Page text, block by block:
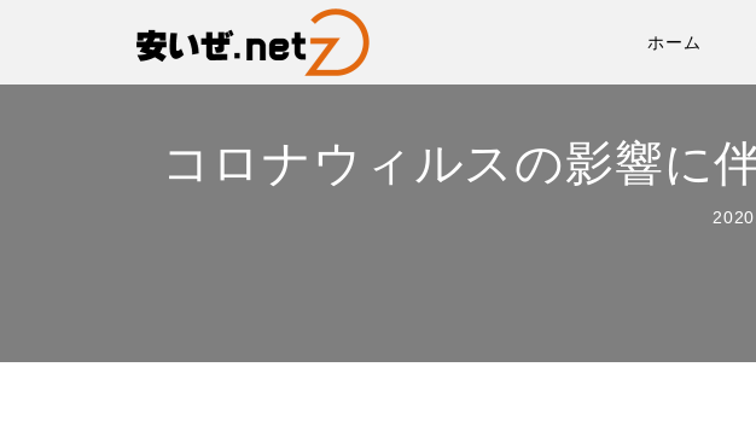
ホーム
コロナウィルスの影響に